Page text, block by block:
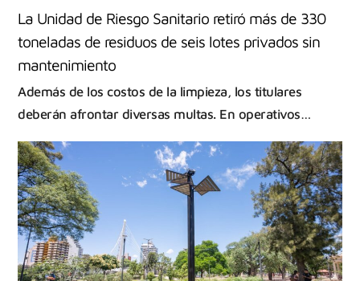
La Unidad de Riesgo Sanitario retiró más de 330
toneladas de residuos de seis lotes privados sin
mantenimiento
Además de los costos de la limpieza, los titulares
deberán afrontar diversas multas. En operativos…